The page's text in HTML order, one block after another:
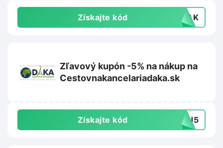
Získajte kód VLAK
Zľavový kupón -5% na nákup na
Cestovnakancelariadaka.sk
Získajte kód CJ5